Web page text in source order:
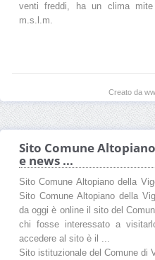
venti freddi, ha un clima
m.s.l.m.
Creato da
Sito Comune
e news ...
Sito Comune Altopiano della
Sito Comune Altopiano della
da oggi è online il sito del
chi fosse interessato a
accedere al sito è il ...
Sito istituzionale del Comune di